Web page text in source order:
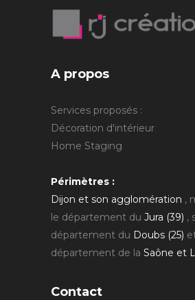
A propos
Services proposés :
Décoration d'intérieur
Home Staging
Périmètres :
Dijon et son agglomération ,
le département du Jura (39) ,
département du Doubs (25)
département de la Saône et
Contact